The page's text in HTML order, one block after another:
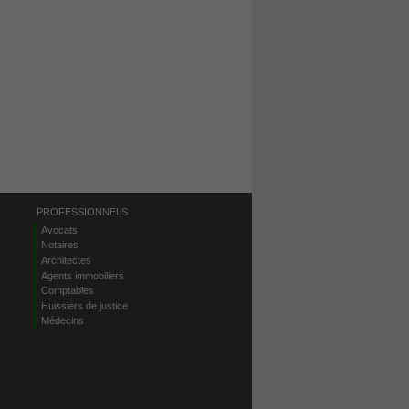
PROFESSIONNELS
Avocats
Notaires
Architectes
Agents immobiliers
Comptables
Huissiers de justice
Médecins